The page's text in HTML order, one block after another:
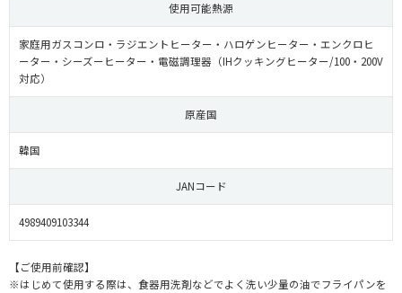
使用可能熱源
家庭用ガスコンロ・ラジエントヒーター・ハロゲンヒーター・エンクロヒ
ーター・シーズーヒーター・電磁調理器（IHクッキングヒーター/100・200V
対応）
原産国
韓国
JANコード
4989409103344
【ご使用前確認】
※はじめて使用する際は、食器用洗剤などでよく洗い少量の油でフライパンを